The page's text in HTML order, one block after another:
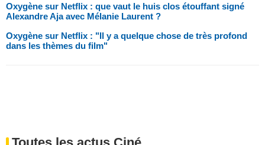
Oxygène sur Netflix : que vaut le huis clos étouffant signé
Alexandre Aja avec Mélanie Laurent ?
Oxygène sur Netflix : "Il y a quelque chose de très profond
dans les thèmes du film"